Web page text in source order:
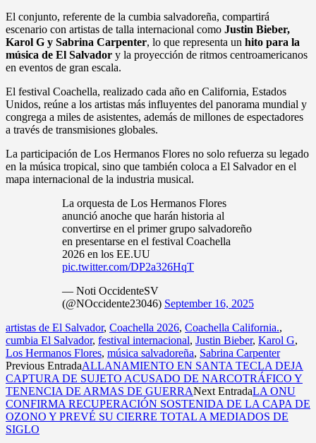
El conjunto, referente de la cumbia salvadoreña, compartirá
escenario con artistas de talla internacional como Justin Bieber,
Karol G y Sabrina Carpenter, lo que representa un hito para la
música de El Salvador y la proyección de ritmos centroamericanos
en eventos de gran escala.
El festival Coachella, realizado cada año en California, Estados
Unidos, reúne a los artistas más influyentes del panorama mundial y
congrega a miles de asistentes, además de millones de espectadores
a través de transmisiones globales.
La participación de Los Hermanos Flores no solo refuerza su legado
en la música tropical, sino que también coloca a El Salvador en el
mapa internacional de la industria musical.
La orquesta de Los Hermanos Flores
anunció anoche que harán historia al
convertirse en el primer grupo salvadoreño
en presentarse en el festival Coachella
2026 en los EE.UU
pic.twitter.com/DP2a326HqT
— Noti OccidenteSV
(@NOccidente23046) September 16, 2025
artistas de El Salvador, Coachella 2026, Coachella California.,
cumbia El Salvador, festival internacional, Justin Bieber, Karol G,
Los Hermanos Flores, música salvadoreña, Sabrina Carpenter
Previous EntradaALLANAMIENTO EN SANTA TECLA DEJA
CAPTURA DE SUJETO ACUSADO DE NARCOTRÁFICO Y
TENENCIA DE ARMAS DE GUERRANext EntradaLA ONU
CONFIRMA RECUPERACIÓN SOSTENIDA DE LA CAPA DE
OZONO Y PREVÉ SU CIERRE TOTAL A MEDIADOS DE
SIGLO